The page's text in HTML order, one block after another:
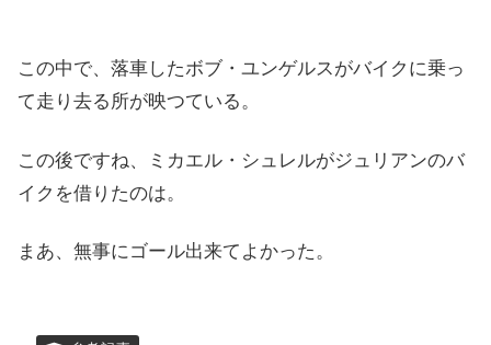
この中で、落車したボブ・ユンゲルスがバイクに乗っ
て走り去る所が映つている。
この後ですね、ミカエル・シュレルがジュリアンのバ
イクを借りたのは。
まあ、無事にゴール出来てよかった。